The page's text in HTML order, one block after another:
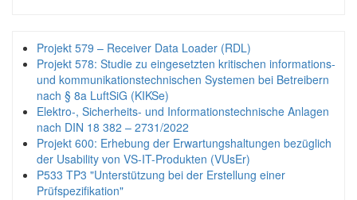
Projekt 579 – Receiver Data Loader (RDL)
Projekt 578: Studie zu eingesetzten kritischen informations-
und kommunikationstechnischen Systemen bei Betreibern
nach § 8a LuftSiG (KIKSe)
Elektro-, Sicherheits- und Informationstechnische Anlagen
nach DIN 18 382 – 2731/2022
Projekt 600: Erhebung der Erwartungshaltungen bezüglich
der Usability von VS-IT-Produkten (VUsEr)
P533 TP3 "Unterstützung bei der Erstellung einer
Prüfspezifikation"